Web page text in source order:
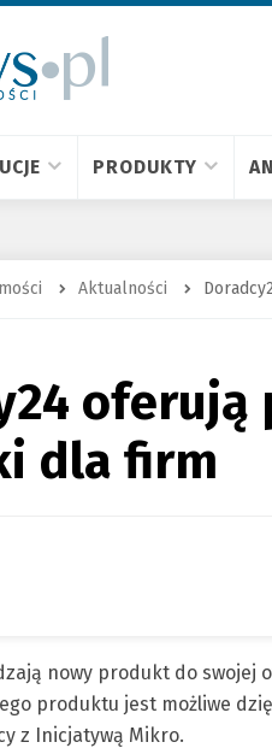
PRODUKTY
Aktualności
oferują
dla firm
nowy produkt do swojej
produktu jest możliwe
z Inicjatywą Mikro.